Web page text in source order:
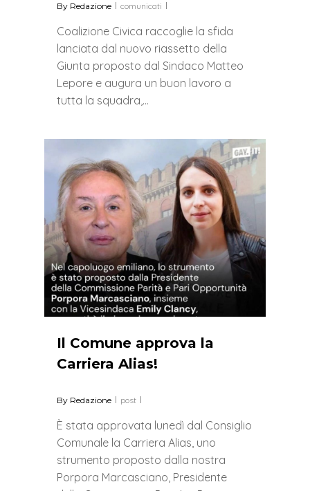
By Redazione comunicati
Coalizione Civica raccoglie la sfida
lanciata dal nuovo riassetto della
Giunta proposto dal Sindaco Matteo
Lepore e augura un buon lavoro a
tutta la squadra,…
Il Comune approva la
Carriera Alias!
By Redazione post
È stata approvata lunedì dal Consiglio
Comunale la Carriera Alias, uno
strumento proposto dalla nostra
Porpora Marcasciano, Presidente